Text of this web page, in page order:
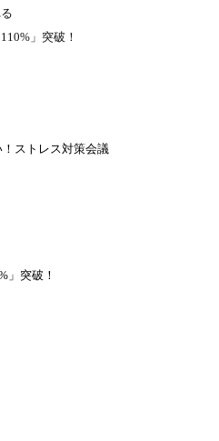
」突破！
！ストレス対策会議
」突破！